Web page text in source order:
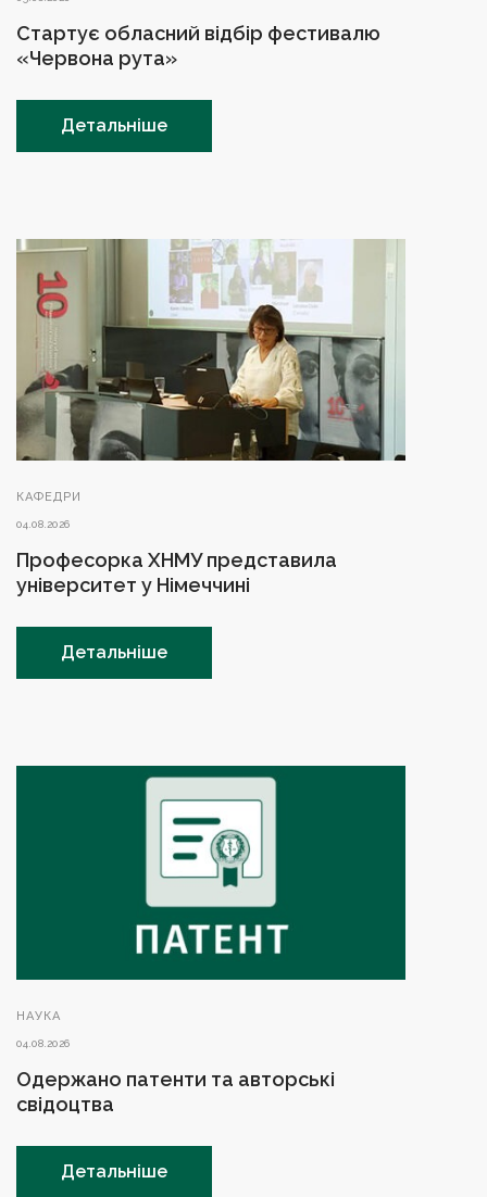
Стартує обласний відбір фестивалю
«Червона рута»
Детальніше
КАФЕДРИ
04.08.2026
Професорка ХНМУ представила
університет у Німеччині
Детальніше
НАУКА
04.08.2026
Одержано патенти та авторські
свідоцтва
Детальніше